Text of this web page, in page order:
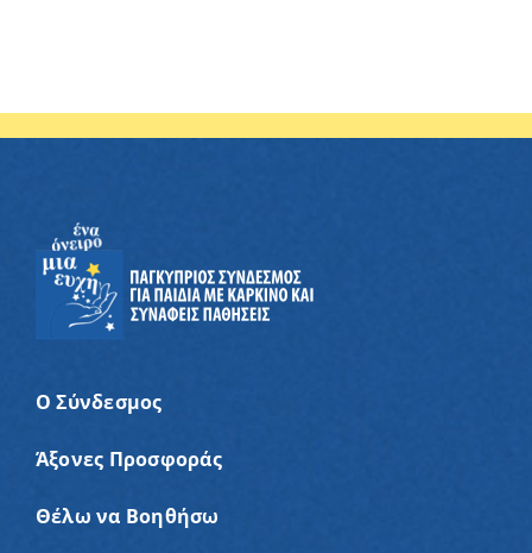
Ο Σύνδεσμος
Άξονες Προσφοράς
Θέλω να Βοηθήσω